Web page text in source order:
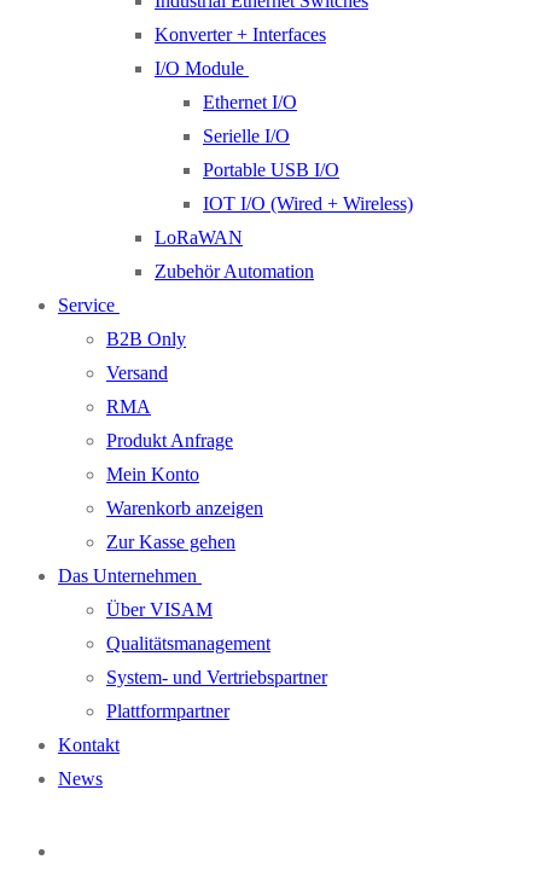
Konverter + Interfaces
I/O Module
Ethernet I/O
Serielle I/O
Portable USB I/O
IOT I/O (Wired + Wireless)
LoRaWAN
Zubehör Automation
Service
B2B Only
Versand
RMA
Produkt Anfrage
Mein Konto
Warenkorb anzeigen
Zur Kasse gehen
Das Unternehmen
Über VISAM
Qualitätsmanagement
System- und Vertriebspartner
Plattformpartner
Kontakt
News